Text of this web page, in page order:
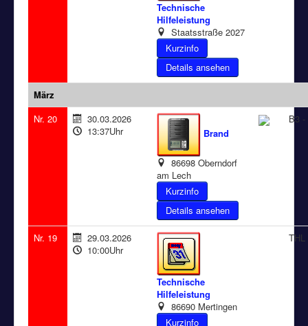
Technische
Hilfeleistung
Staatsstraße 2027
Details ansehen
März
Nr. 20
30.03.2026
13:37Uhr
Brand
86698 Oberndorf
am Lech
Details ansehen
B3 -
Nr. 19
29.03.2026
10:00Uhr
Technische
Hilfeleistung
86690 Mertingen
THL